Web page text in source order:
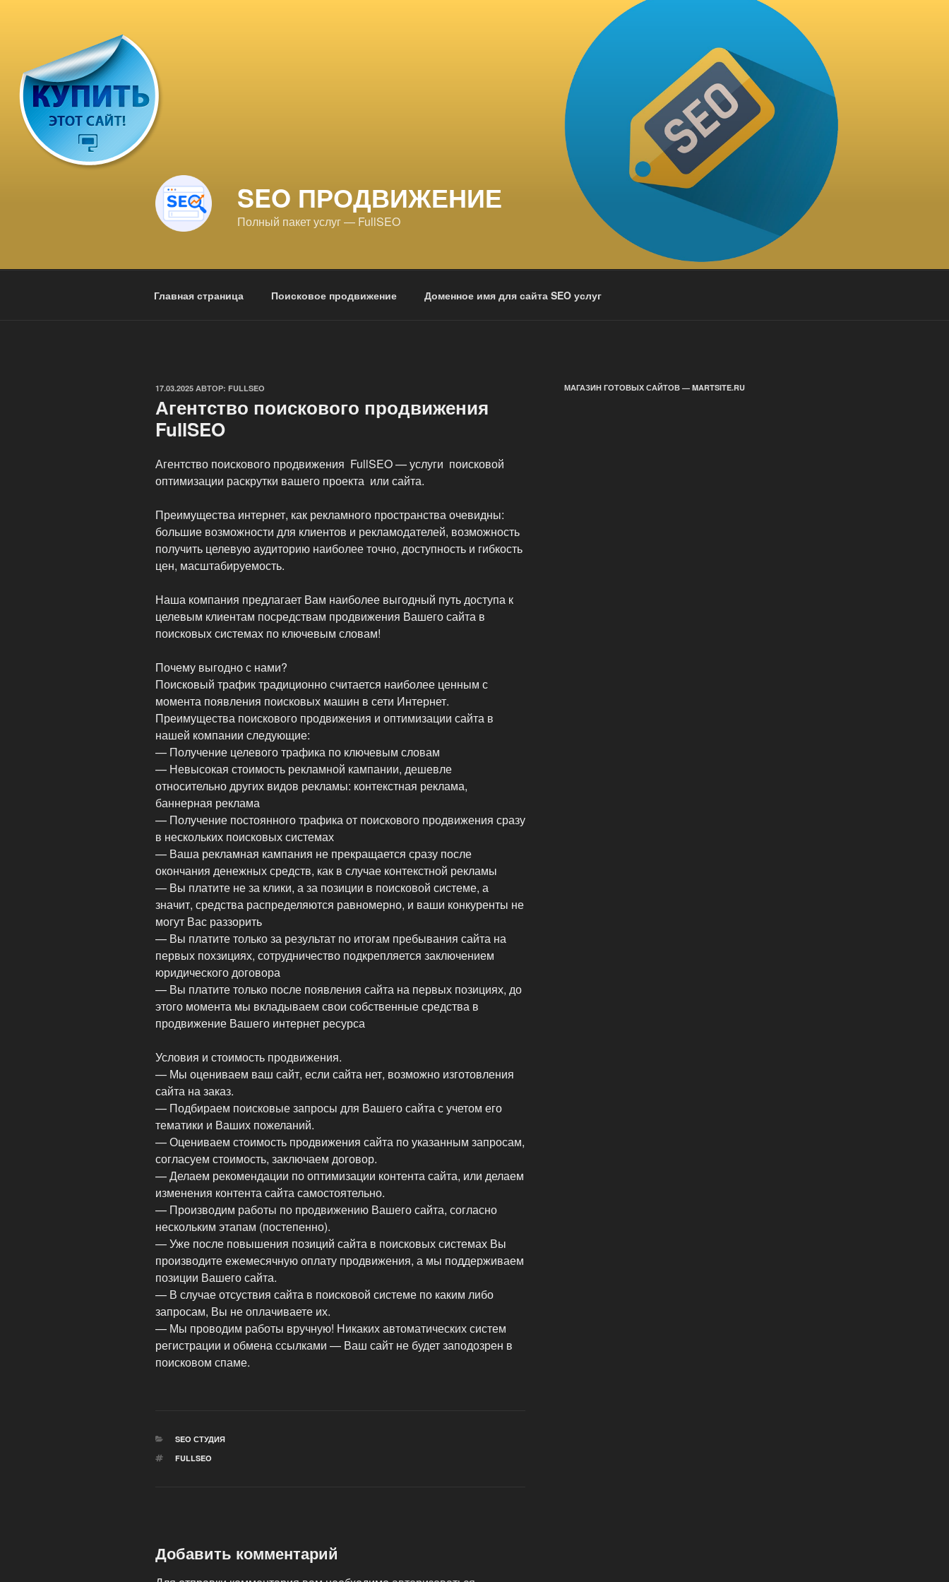
SEO ПРОДВИЖЕНИЕ
Полный пакет услуг — FullSEO
Главная страница Поисковое продвижение Доменное имя для сайта SEO услуг
ОПУБЛИКОВАНО
17.03.2025 АВТОР: FULLSEO
Агентство поискового продвижения
FullSEO
Агентство поискового продвижения FullSEO — услуги поисковой
оптимизации раскрутки вашего проекта или сайта.
Преимущества интернет, как рекламного пространства очевидны:
большие возможности для клиентов и рекламодателей, возможность
получить целевую аудиторию наиболее точно, доступность и гибкость
цен, масштабируемость.
Наша компания предлагает Вам наиболее выгодный путь доступа к
целевым клиентам посредствам продвижения Вашего сайта в
поисковых системах по ключевым словам!
Почему выгодно с нами?
Поисковый трафик традиционно считается наиболее ценным с
момента появления поисковых машин в сети Интернет.
Преимущества поискового продвижения и оптимизации сайта в
нашей компании следующие:
— Получение целевого трафика по ключевым словам
— Невысокая стоимость рекламной кампании, дешевле
относительно других видов рекламы: контекстная реклама,
баннерная реклама
— Получение постоянного трафика от поискового продвижения сразу
в нескольких поисковых системах
— Ваша рекламная кампания не прекращается сразу после
окончания денежных средств, как в случае контекстной рекламы
— Вы платите не за клики, а за позиции в поисковой системе, а
значит, средства распределяются равномерно, и ваши конкуренты не
могут Вас раззорить
— Вы платите только за результат по итогам пребывания сайта на
первых похзициях, сотрудничество подкрепляется заключением
юридического договора
— Вы платите только после появления сайта на первых позициях, до
этого момента мы вкладываем свои собственные средства в
продвижение Вашего интернет ресурса
Условия и стоимость продвижения.
— Мы оцениваем ваш сайт, если сайта нет, возможно изготовления
сайта на заказ.
— Подбираем поисковые запросы для Вашего сайта с учетом его
тематики и Ваших пожеланий.
— Оцениваем стоимость продвижения сайта по указанным запросам,
согласуем стоимость, заключаем договор.
— Делаем рекомендации по оптимизации контента сайта, или делаем
изменения контента сайта самостоятельно.
— Производим работы по продвижению Вашего сайта, согласно
нескольким этапам (постепенно).
— Уже после повышения позиций сайта в поисковых системах Вы
производите ежемесячную оплату продвижения, а мы поддерживаем
позиции Вашего сайта.
— В случае отсуствия сайта в поисковой системе по каким либо
запросам, Вы не оплачиваете их.
— Мы проводим работы вручную! Никаких автоматических систем
регистрации и обмена ссылками — Ваш сайт не будет заподозрен в
поисковом спаме.
РУБРИКИ
SEO СТУДИЯ
МЕТКИ
FULLSEO
Добавить комментарий
МАГАЗИН ГОТОВЫХ САЙТОВ — MARTSITE.RU